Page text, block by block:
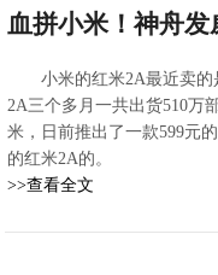
血拼小米！神舟发
小米的红米2A最近卖
2A三个多月一共出货510万
米，日前推出了一款599元
的红米2A的。
>>查看全文